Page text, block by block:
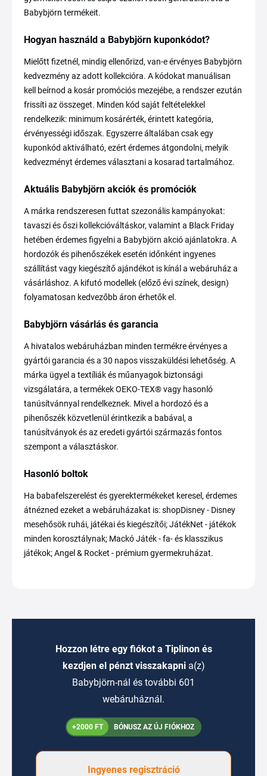
Babybjörn termékeit.
Hogyan használd a Babybjörn kuponkódot?
Mielőtt fizetnél, mindig ellenőrizd, van-e érvényes Babybjörn
kedvezmény az adott kollekcióra. A kódokat manuálisan
kell beírnod a kosár promóciós mezejébe, a rendszer ezután
frissíti az összeget. Minden kód saját feltételekkel
rendelkezik: minimum kosárérték, érintett kategória,
érvényességi időszak. Egyszerre általában csak egy
kuponkód aktiválható, ezért érdemes átgondolni, melyik
kedvezményt érdemes választani a kosarad tartalmához.
Aktuális Babybjörn akciók és promóciók
A márka rendszeresen futtat szezonális kampányokat:
tavaszi és őszi kollekcióváltáskor, valamint a Black Friday
hetében érdemes figyelni a Babybjörn akció ajánlatokra. A
hordozók és pihenőszékek esetén időnként ingyenes
szállítást vagy kiegészítő ajándékot is kínál a webáruház a
vásárláshoz. A kifutó modellek (előző évi színek, design)
folyamatosan kedvezőbb áron érhetők el.
Babybjörn vásárlás és garancia
A hivatalos webáruházban minden termékre érvényes a
gyártói garancia és a 30 napos visszaküldési lehetőség. A
márka ügyel a textíliák és műanyagok biztonsági
vizsgálatára, a termékek OEKO-TEX® vagy hasonló
tanúsítvánnyal rendelkeznek. Mivel a hordozó és a
pihenőszék közvetlenül érintkezik a babával, a
tanúsítványok és az eredeti gyártói származás fontos
szempont a választáskor.
Hasonló boltok
Ha babafelszerelést és gyerektermékeket keresel, érdemes
átnézned ezeket a webáruházakat is: shopDisney - Disney
mesehősök ruhái, játékai és kiegészítői; JátékNet - játékok
minden korosztálynak; Mackó Játék - fa- és klasszikus
játékok; Angel & Rocket - prémium gyermekruházat.
Hozzon létre egy fiókot a Tiplinon és
kezdjen el pénzt visszakapni a(z)
Babybjörn-nál és további 601
webáruháznál.
+2000 FT BÓNUSZ AZ ÚJ FIÓKHOZ
Ingyenes regisztráció